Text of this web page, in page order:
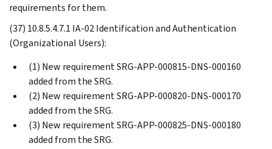
requirements for them.
(37) 10.8.5.4.7.1 IA-02 Identification and Authentication
(Organizational Users):
(1) New requirement SRG-APP-000815-DNS-000160
added from the SRG.
(2) New requirement SRG-APP-000820-DNS-000170
added from the SRG.
(3) New requirement SRG-APP-000825-DNS-000180
added from the SRG.